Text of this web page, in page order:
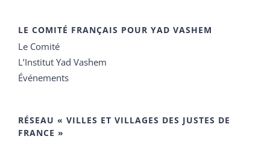
LE COMITÉ FRANÇAIS POUR YAD VASHEM
Le Comité
L’Institut Yad Vashem
Événements
RÉSEAU « VILLES ET VILLAGES DES JUSTES DE
FRANCE »